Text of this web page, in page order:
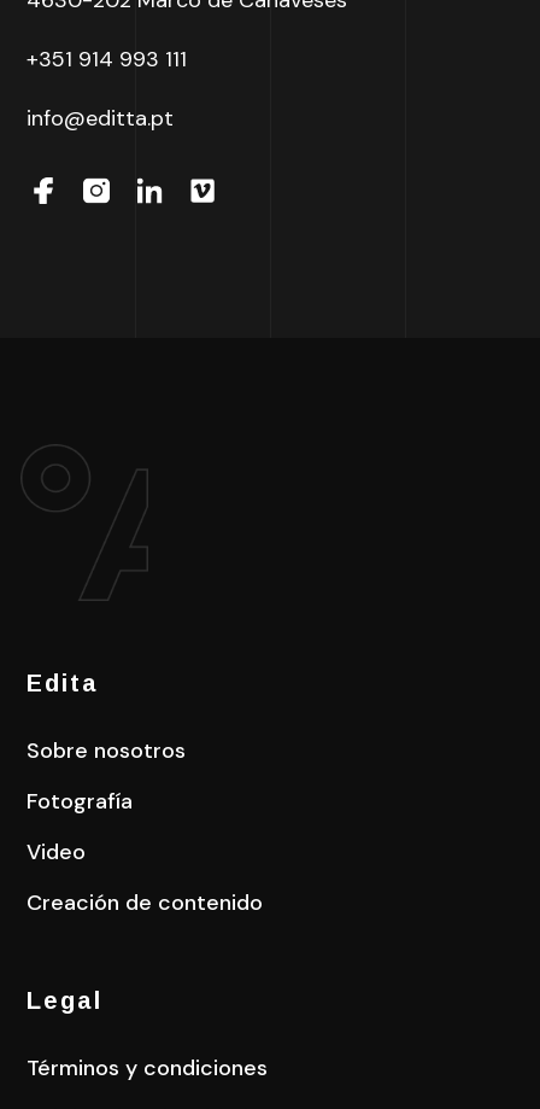
+351 914 993 111
info@editta.pt
Edita
Sobre nosotros
Fotografía
Video
Creación de contenido
Legal
Términos y condiciones